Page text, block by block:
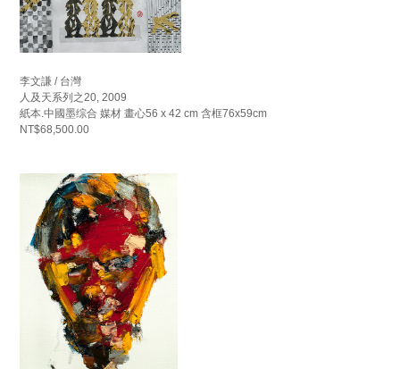
李文謙 / 台灣
人及天系列之20, 2009
紙本.中國墨综合 媒材 畫心56 x 42 cm 含框76x59cm
NT$68,500.00